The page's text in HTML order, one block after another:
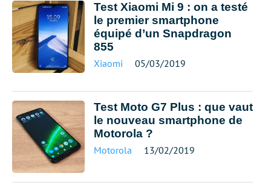
Test Xiaomi Mi 9 : on a testé
le premier smartphone
équipé d’un Snapdragon
855
Xiaomi 05/03/2019
Test Moto G7 Plus : que vaut
le nouveau smartphone de
Motorola ?
Motorola 13/02/2019